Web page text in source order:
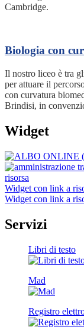
Cambridge.
Biologia con
Il nostro liceo è tra
per attuare il
con curvatura
Brindisi, in
Widget
risorsa
Widget con link a
Widget con link a
Servizi
Libri di testo
Mad
Registro